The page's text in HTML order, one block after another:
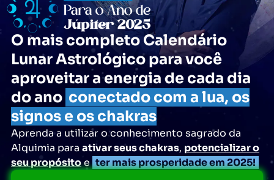
O mais completo Calendário
Lunar Astrológico para você
aproveitar a energia de cada dia
do ano conectado com a lua, os
signos e os chakras
Aprenda a utilizar o conhecimento sagrado da
Alquimia para ativar seus chakras, potencializar o
seu propósitoe ter mais prosperidade em 2025!